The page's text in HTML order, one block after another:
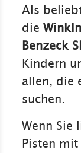
Als
die
Benzeck
Kindern
allen, die
suchen.
Wenn Sie
Pisten